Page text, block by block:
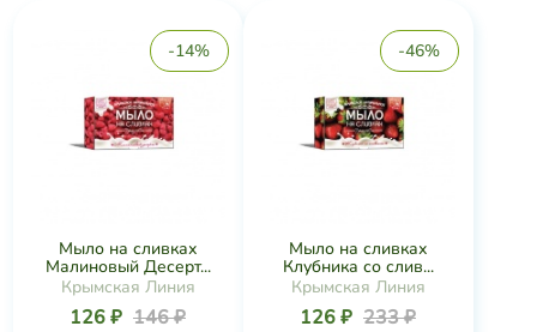
-14%
Мыло на сливках
Малиновый Десерт...
Крымская Линия
126 ₽ 146 ₽
-46%
Мыло на сливках
Клубника со слив...
Крымская Линия
126 ₽ 233 ₽